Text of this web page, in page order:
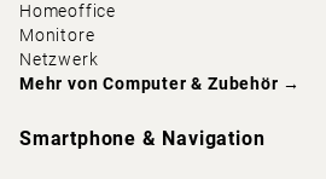
Homeoffice
Monitore
Netzwerk
Mehr von Computer & Zubehör →
Smartphone & Navigation